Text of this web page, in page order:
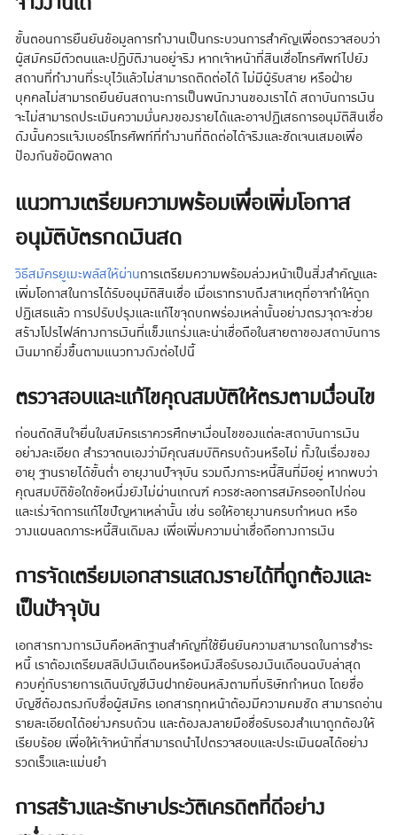
ขั้นตอนการยืนยันข้อมูลการทำงานเป็นกระบวนการสำคัญเพื่อตรวจสอบว่า
ผู้สมัครมีตัวตนและปฏิบัติงานอยู่จริง หากเจ้าหน้าที่สินเชื่อโทรศัพท์ไปยัง
สถานที่ทำงานที่ระบุไว้แล้วไม่สามารถติดต่อได้ ไม่มีผู้รับสาย หรือฝ่าย
บุคคลไม่สามารถยืนยันสถานะการเป็นพนักงานของเราได้ สถาบันการเงิน
จะไม่สามารถประเมินความมั่นคงของรายได้และอาจปฏิเสธการอนุมัติสินเชื่อ
ดังนั้นควรแจ้งเบอร์โทรศัพท์ที่ทำงานที่ติดต่อได้จริงและชัดเจนเสมอเพื่อ
ป้องกันข้อผิดพลาด
แนวทางเตรียมความพร้อมเพื่อเพิ่มโอกาส
อนุมัติบัตรกดเงินสด
วิธีสมัครยูเมะพลัสให้ผ่านการเตรียมความพร้อมล่วงหน้าเป็นสิ่งสำคัญและ
เพิ่มโอกาสในการได้รับอนุมัติสินเชื่อ เมื่อเราทราบถึงสาเหตุที่อาจทำให้ถูก
ปฏิเสธแล้ว การปรับปรุงและแก้ไขจุดบกพร่องเหล่านั้นอย่างตรงจุดจะช่วย
สร้างโปรไฟล์ทางการเงินที่แข็งแกร่งและน่าเชื่อถือในสายตาของสถาบันการ
เงินมากยิ่งขึ้นตามแนวทางดังต่อไปนี้
ตรวจสอบและแก้ไขคุณสมบัติให้ตรงตามเงื่อนไข
ก่อนตัดสินใจยื่นใบสมัครเราควรศึกษาเงื่อนไขของแต่ละสถาบันการเงิน
อย่างละเอียด สำรวจตนเองว่ามีคุณสมบัติครบถ้วนหรือไม่ ทั้งในเรื่องของ
อายุ ฐานรายได้ขั้นต่ำ อายุงานปัจจุบัน รวมถึงภาระหนี้สินที่มีอยู่ หากพบว่า
คุณสมบัติข้อใดข้อหนึ่งยังไม่ผ่านเกณฑ์ ควรชะลอการสมัครออกไปก่อน
และเร่งจัดการแก้ไขปัญหาเหล่านั้น เช่น รอให้อายุงานครบกำหนด หรือ
วางแผนลดภาระหนี้สินเดิมลง เพื่อเพิ่มความน่าเชื่อถือทางการเงิน
การจัดเตรียมเอกสารแสดงรายได้ที่ถูกต้องและ
เป็นปัจจุบัน
เอกสารทางการเงินคือหลักฐานสำคัญที่ใช้ยืนยันความสามารถในการชำระ
หนี้ เราต้องเตรียมสลิปเงินเดือนหรือหนังสือรับรองเงินเดือนฉบับล่าสุด
ควบคู่กับรายการเดินบัญชีเงินฝากย้อนหลังตามที่บริษัทกำหนด โดยชื่อ
บัญชีต้องตรงกับชื่อผู้สมัคร เอกสารทุกหน้าต้องมีความคมชัด สามารถอ่าน
รายละเอียดได้อย่างครบถ้วน และต้องลงลายมือชื่อรับรองสำเนาถูกต้องให้
เรียบร้อย เพื่อให้เจ้าหน้าที่สามารถนำไปตรวจสอบและประเมินผลได้อย่าง
รวดเร็วและแม่นยำ
การสร้างและรักษาประวัติเครดิตที่ดีอย่าง